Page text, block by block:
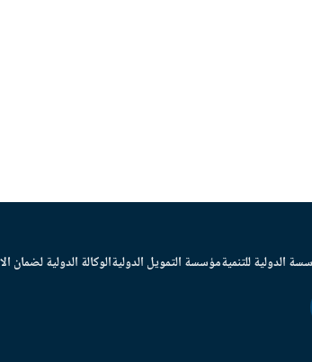
الدولية للتنميةمؤسسة التمويل الدوليةالوكالة الدولية لضمان